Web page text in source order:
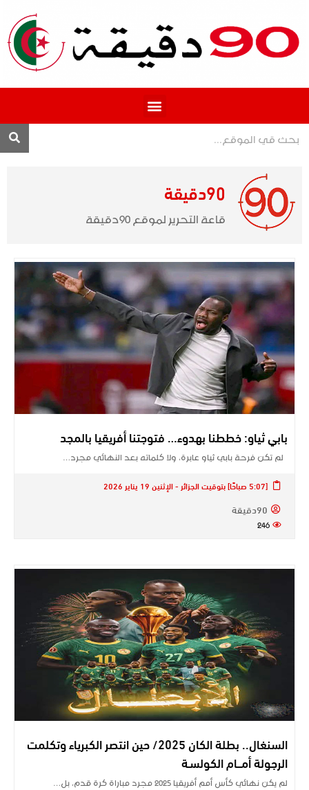
90دقيقة
قاعة التحرير لموقع 90دقيقة
بابي ثياو: خططنا بهدوء… فتوجتنا أفريقيا بالمجد
لم تكن فرحة بابي ثياو عابرة، ولا كلماته بعد النهائي مجرد…
[5:07 صباحًا] بتوقيت الجزائر - الإثنين 19 يناير 2026
90دقيقة
246
السنغال.. بطلة الكان 2025/ حين انتصر الكبرياء وتكلمت
الرجولة أمـــام الكولسـة
لم يكن نهائي كأس أمم أفريقيا 2025 مجرد مباراة كرة قدم، بل…